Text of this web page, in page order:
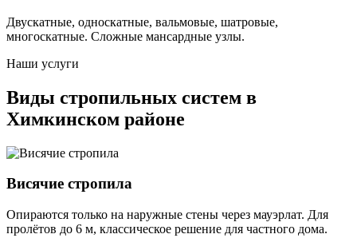
Двускатные, односкатные, вальмовые, шатровые,
многоскатные. Сложные мансардные узлы.
Наши услуги
Виды стропильных систем в
Химкинском районе
Висячие стропила
Опираются только на наружные стены через мауэрлат. Для
пролётов до 6 м, классическое решение для частного дома.